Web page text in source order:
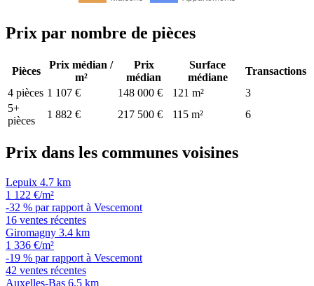
Prix par nombre de pièces
Pièces
Prix médian /
m²
Prix
médian
Surface
médiane
Transactions
4 pièces 1 107 € 148 000 € 121 m²
3
5+
pièces
1 882 € 217 500 € 115 m² 6
Prix dans les communes voisines
Lepuix 4.7 km
1 122 €/m²
-32 % par rapport à Vescemont
16 ventes récentes
Giromagny 3.4 km
1 336 €/m²
-19 % par rapport à Vescemont
42 ventes récentes
Auxelles-Bas 6.5 km